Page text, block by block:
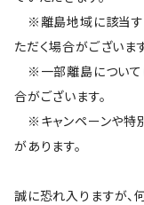
※離島地域に該当す
ただく場合がございます
※一部離島について
合がございます。
※キャンペーンや特
があります。
誠に恐れ入りますが、